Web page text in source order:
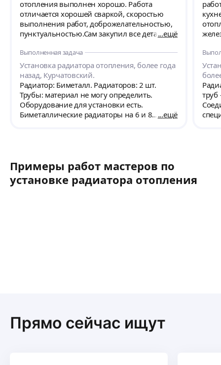
отопления выполнен хорошо. Работа
отличается хорошей сваркой, скоростью
выполнения работ, доброжелательностью,
пунктуальностью.Сам закупил все детали и
договору.
ещё
Выполненная задача
Установка радиатора отопления, более года
назад, Курчатовский.
Радиатор: Биметалл. Радиаторов: 2 шт.
Трубы: материал не могу определить.
Оборудование для установки есть.
Биметаллические радиаторы на 6 и 8
ещё
труб
Примеры работ мастеров по
установке радиатора отопления
Прямо сейчас ищут